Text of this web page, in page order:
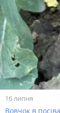
16 липня
Вовчок в